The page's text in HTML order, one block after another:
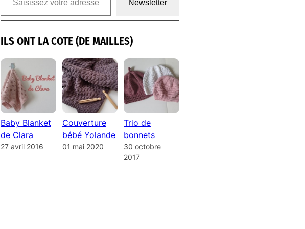
Newsletter
ILS ONT LA COTE (DE MAILLES)
Baby Blanket
de Clara
27 avril 2016
Couverture
bébé Yolande
01 mai 2020
Trio de
bonnets
30 octobre
2017